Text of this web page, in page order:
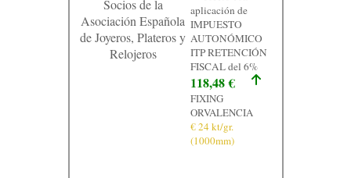
Socios de la
Asociación Española
de Joyeros, Plateros y
Relojeros
aplicación de
IMPUESTO
AUTONÓMICO
ITP RETENCIÓN
FISCAL del 6%
118,48 €
FIXING
ORVALENCIA
€ 24 kt/gr.
(1000mm)